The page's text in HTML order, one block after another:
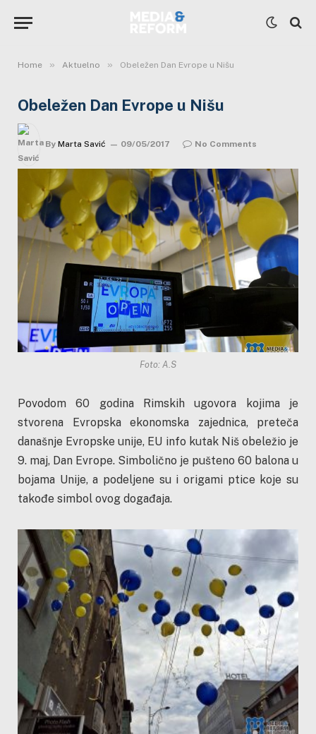
Home » Aktuelno » Obeležen Dan Evrope u Nišu
Obeležen Dan Evrope u Nišu
By Marta Savić 09/05/2017 No Comments
Foto: A.S
Povodom 60 godina Rimskih ugovora kojima je
stvorena Evropska ekonomska zajednica, preteča
današnje Evropske unije, EU info kutak Niš obeležio je
9. maj, Dan Evrope. Simbolično je pušteno 60 balona u
bojama Unije, a podeljene su i origami ptice koje su
takođe simbol ovog događaja.